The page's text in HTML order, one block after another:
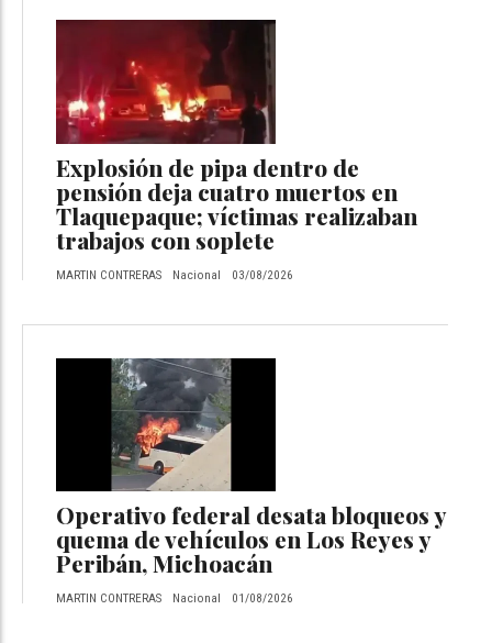
Explosión de pipa dentro de
pensión deja cuatro muertos en
Tlaquepaque; víctimas realizaban
trabajos con soplete
MARTIN CONTRERAS Nacional 03/08/2026
Operativo federal desata bloqueos y
quema de vehículos en Los Reyes y
Peribán, Michoacán
MARTIN CONTRERAS Nacional 01/08/2026